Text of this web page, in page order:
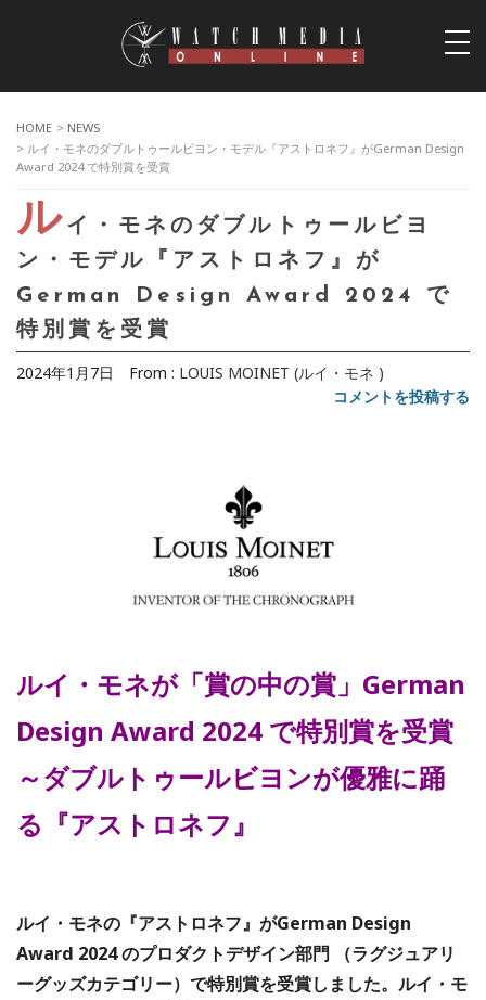
HOME > NEWS
> ルイ・モネのダブルトゥールビヨン・モデル『アストロネフ』がGerman Design
Award 2024 で特別賞を受賞
ル イ・モネのダブルトゥールビヨ
ン・モデル『アストロネフ』が
German Design Award 2024 で
特別賞を受賞
2024年1月7日 From : LOUIS MOINET (ルイ・モネ )
コメントを投稿する
ルイ・モネが「賞の中の賞」German
Design Award 2024 で特別賞を受賞
～ダブルトゥールビヨンが優雅に踊
る『アストロネフ』
ルイ・モネの『アストロネフ』がGerman Design
Award 2024 のプロダクトデザイン部門 （ラグジュアリ
ーグッズカテゴリー）で特別賞を受賞しました。ルイ・モ